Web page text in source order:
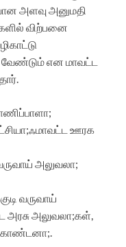
அளவு அனுமதி
விற்பனை
என மாவட்ட
ஊரக
அலுவலா;
வருவாய்
அரசு அலுவலா;கள்,
கொண்டனா;.